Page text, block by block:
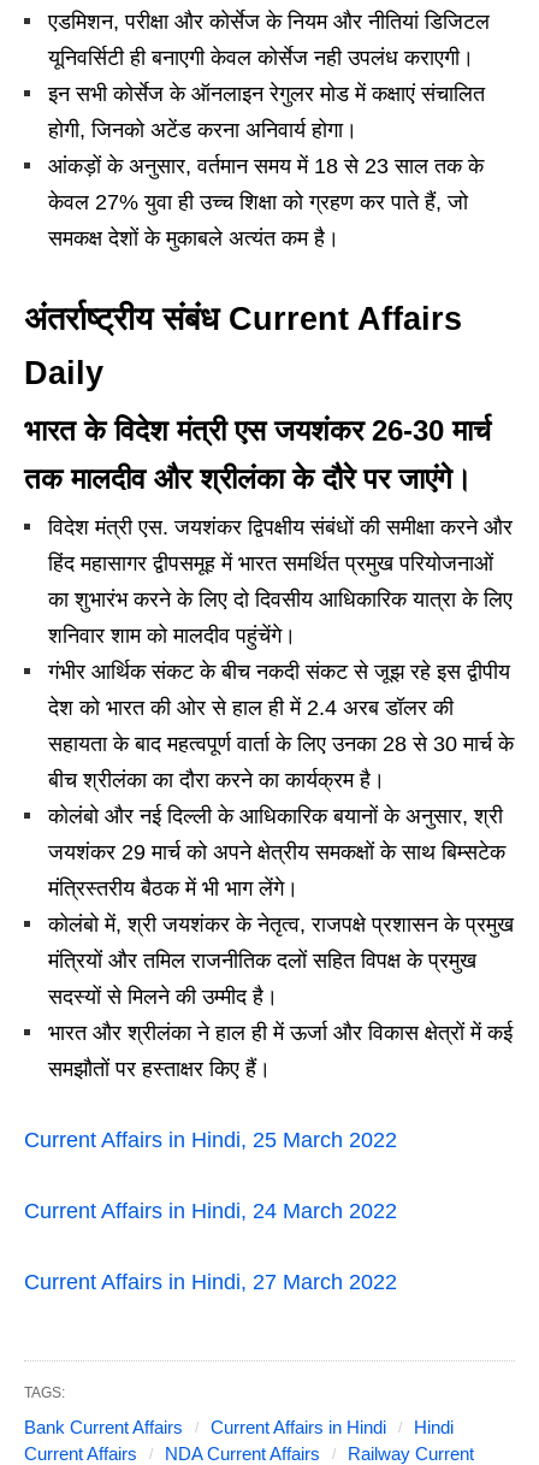
एडमिशन, परीक्षा और कोर्सेज के नियम और नीतियां डिजिटल
यूनिवर्सिटी ही बनाएगी केवल कोर्सेज नही उपलंध कराएगी।
इन सभी कोर्सेज के ऑनलाइन रेगुलर मोड में कक्षाएं संचालित
होगी, जिनको अटेंड करना अनिवार्य होगा।
आंकड़ों के अनुसार, वर्तमान समय में 18 से 23 साल तक के
केवल 27% युवा ही उच्च शिक्षा को ग्रहण कर पाते हैं, जो
समकक्ष देशों के मुकाबले अत्यंत कम है।
अंतर्राष्ट्रीय संबंध Current Affairs
Daily
भारत के विदेश मंत्री एस जयशंकर 26-30 मार्च
तक मालदीव और श्रीलंका के दौरे पर जाएंगे।
विदेश मंत्री एस. जयशंकर द्विपक्षीय संबंधों की समीक्षा करने और
हिंद महासागर द्वीपसमूह में भारत समर्थित प्रमुख परियोजनाओं
का शुभारंभ करने के लिए दो दिवसीय आधिकारिक यात्रा के लिए
शनिवार शाम को मालदीव पहुंचेंगे।
गंभीर आर्थिक संकट के बीच नकदी संकट से जूझ रहे इस द्वीपीय
देश को भारत की ओर से हाल ही में 2.4 अरब डॉलर की
सहायता के बाद महत्वपूर्ण वार्ता के लिए उनका 28 से 30 मार्च के
बीच श्रीलंका का दौरा करने का कार्यक्रम है।
कोलंबो और नई दिल्ली के आधिकारिक बयानों के अनुसार, श्री
जयशंकर 29 मार्च को अपने क्षेत्रीय समकक्षों के साथ बिम्सटेक
मंत्रिस्तरीय बैठक में भी भाग लेंगे।
कोलंबो में, श्री जयशंकर के नेतृत्व, राजपक्षे प्रशासन के प्रमुख
मंत्रियों और तमिल राजनीतिक दलों सहित विपक्ष के प्रमुख
सदस्यों से मिलने की उम्मीद है।
भारत और श्रीलंका ने हाल ही में ऊर्जा और विकास क्षेत्रों में कई
समझौतों पर हस्ताक्षर किए हैं।
Current Affairs in Hindi, 25 March 2022
Current Affairs in Hindi, 24 March 2022
Current Affairs in Hindi, 27 March 2022
TAGS:
Bank Current Affairs Current Affairs in Hindi
Hindi
Current Affairs
NDA Current Affairs
Railway Current